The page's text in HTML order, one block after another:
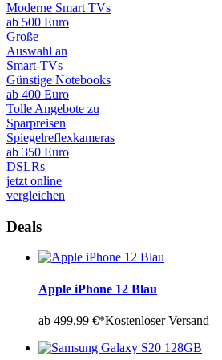
Moderne Smart TVs
ab 500 Euro
Große
Auswahl an
Smart-TVs
Günstige Notebooks
ab 400 Euro
Tolle Angebote zu
Sparpreisen
Spiegelreflexkameras
ab 350 Euro
DSLRs
jetzt online
vergleichen
Deals
Apple iPhone 12 Blau
ab 499,99 €*Kostenloser Versand